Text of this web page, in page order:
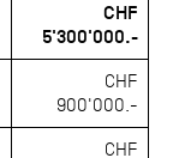
CHF
5'300'000.-
CHF
900'000.-
CHF